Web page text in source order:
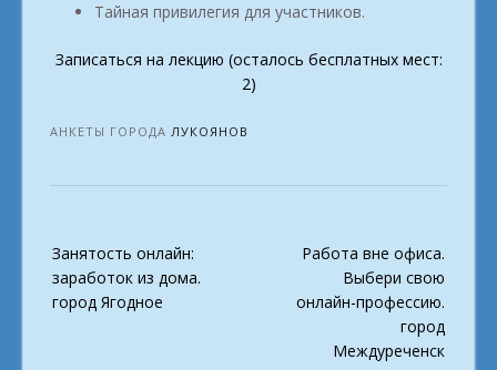
Тайная привилегия для участников.
Записаться на лекцию (осталось бесплатных мест:
2)
АНКЕТЫ ГОРОДА ЛУКОЯНОВ
navigation
Занятость онлайн:
заработок из дома.
город Ягодное
Работа вне офиса.
Выбери свою
онлайн-профессию.
город
Междуреченск